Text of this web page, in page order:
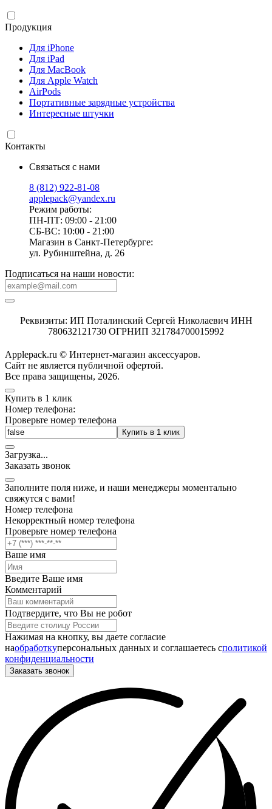
Продукция
Для iPhone
Для iPad
Для MacBook
Для Apple Watch
AirPods
Портативные зарядные устройства
Интересные штучки
Контакты
Связаться с нами
8 (812) 922-81-08
applepack@yandex.ru
Режим работы:
ПН-ПТ: 09:00 - 21:00
СБ-ВС: 10:00 - 21:00
Магазин в Санкт-Петербурге:
ул. Рубинштейна, д. 26
Подписаться на наши новости:
Реквизиты: ИП Поталинский Сергей Николаевич ИНН
780632121730 ОГРНИП 321784700015992
Applepack.ru © Интернет-магазин аксессуаров.
Cайт не является публичной офертой.
Все права защищены, 2026.
Купить в 1 клик
Номер телефона:
Проверьте номер телефона
Купить в 1 клик
Загрузка...
Заказать звонок
Заполните поля ниже, и наши менеджеры моментально
свяжутся с вами!
Номер телефона
Некорректный номер телефона
Проверьте номер телефона
Ваше имя
Введите Ваше имя
Комментарий
Подтвердите, что Вы не робот
Нажимая на кнопку, вы даете согласие
наобработкуперсональных данных и соглашаетесь cполитикой
конфиденциальности
Заказать звонок